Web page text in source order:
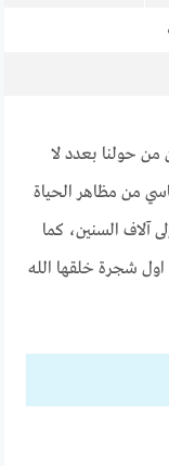
من حولنا بعدد لا
من مظاهر الحياة
آلاف السنين، كما
شجرة خلقها الله